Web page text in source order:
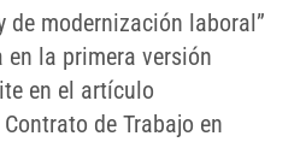
de modernización laboral”
en la primera versión
en el artículo
de Trabajo en